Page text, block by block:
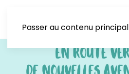
Passer au contenu principal